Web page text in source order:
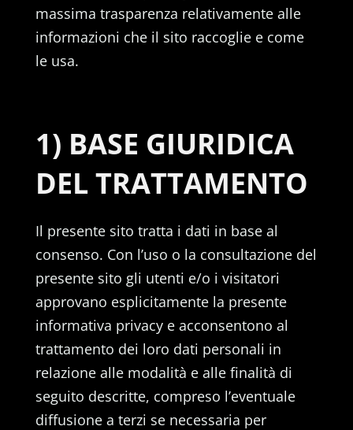
massima trasparenza relativamente alle
informazioni che il sito raccoglie e come
le usa.
1) BASE GIURIDICA
DEL TRATTAMENTO
Il presente sito tratta i dati in base al
consenso. Con l’uso o la consultazione del
presente sito gli utenti e/o i visitatori
approvano esplicitamente la presente
informativa privacy e acconsentono al
trattamento dei loro dati personali in
relazione alle modalità e alle finalità di
seguito descritte, compreso l’eventuale
diffusione a terzi se necessaria per